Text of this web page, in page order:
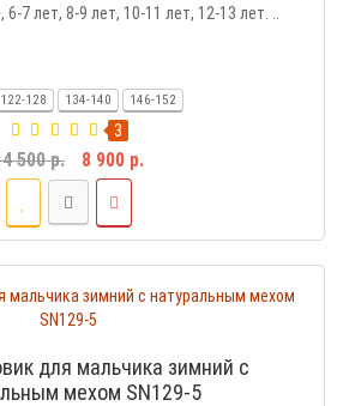
7 лет, 8-9 лет, 10-11 лет, 12-13 лет. ..
122-128 134-140 146-152
3
500 р. 8 900 р.
для мальчика зимний с
мехом SN129-5